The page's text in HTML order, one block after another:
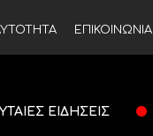
ΕΠΙΚΟΙΝΩΝΙΑ
ΕΙΔΗΣΕΙΣ